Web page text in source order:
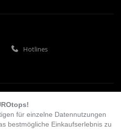
Hotlines
für einzelne Datennutzungen
bestmögliche Einkaufserlebnis zu